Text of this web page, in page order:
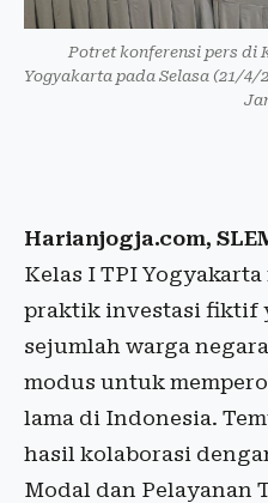
Potret konferensi pers di
Yogyakarta pada Selasa (21/
Harianjogja.com,
Kelas I TPI
praktik investasi fiktif
sejumlah warga
modus untuk
lama di Indonesia.
hasil kolaborasi
Modal dan Pelayanan